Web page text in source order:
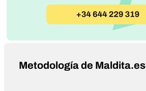
Metodología de Maldita.es